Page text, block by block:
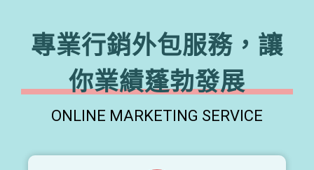
專業行銷外包服務，讓
你業績蓬勃發展
ONLINE MARKETING SERVICE